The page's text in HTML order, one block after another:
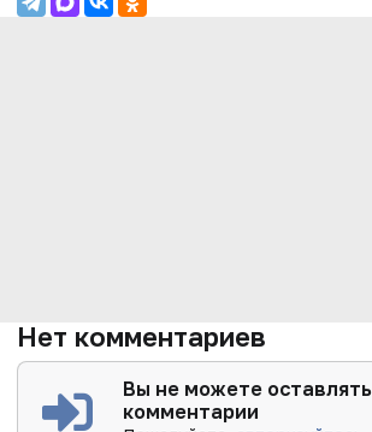
Нет комментариев
Вы не можете оставлять
комментарии